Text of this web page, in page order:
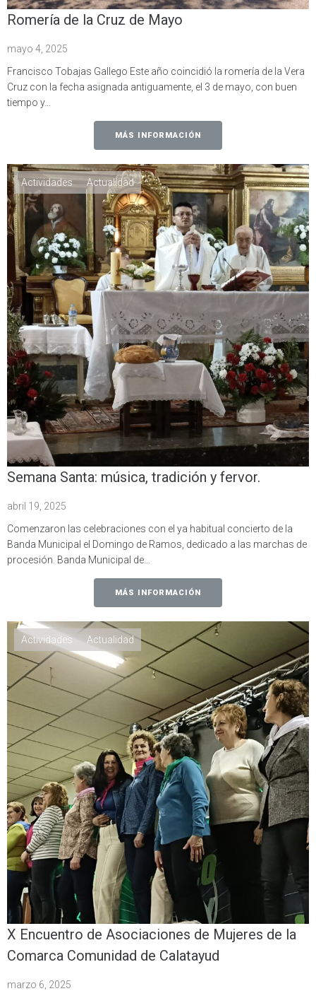
Romería de la Cruz de Mayo
mayo 4, 2025
Francisco Tobajas Gallego Este año coincidió la romería de la Vera
Cruz con la fecha asignada antiguamente, el 3 de mayo, con buen
tiempo y…
MÁS INFORMACIÓN
Actividades Actualidad
Semana Santa: música, tradición y fervor.
abril 19, 2025
Comenzaron las celebraciones con el ya habitual concierto de la
Banda Municipal el Domingo de Ramos, dedicado a las marchas de
procesión. Banda Municipal de…
MÁS INFORMACIÓN
Actividades Actualidad
X Encuentro de Asociaciones de Mujeres de la
Comarca Comunidad de Calatayud
marzo 6, 2025